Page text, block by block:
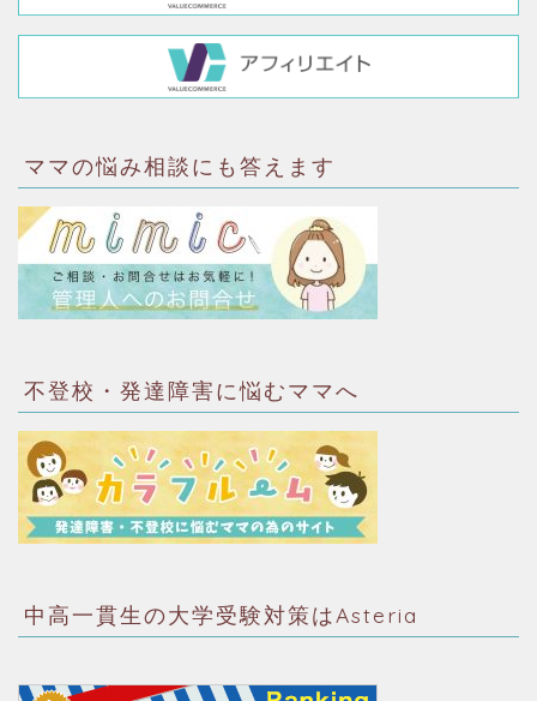
ママの悩み相談にも答えます
不登校・発達障害に悩むママへ
中高一貫生の大学受験対策はAsteria